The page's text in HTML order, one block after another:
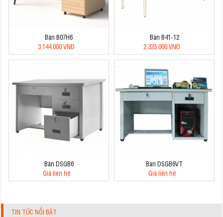
Bàn B07H6
3.144.000 VNĐ
Bàn B41-12
2.325.000 VNĐ
Bàn DSGB6
Giá liên hệ
Bàn DSGB6VT
Giá liên hệ
TIN TỨC NỔI BẬT